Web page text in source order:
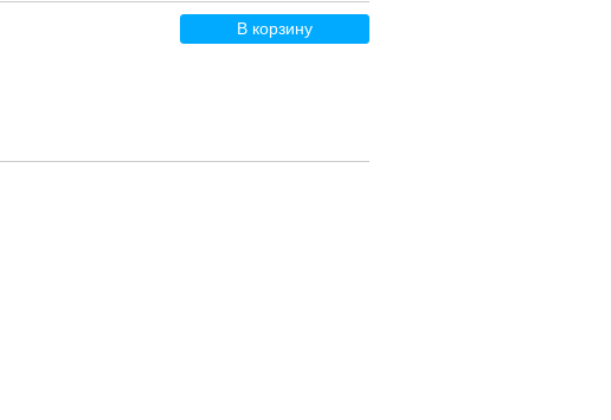
В корзину